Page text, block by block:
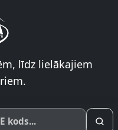
līdz lielākajiem
SKU vai OE koda